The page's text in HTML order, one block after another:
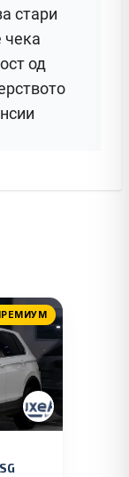
стари
чека
од